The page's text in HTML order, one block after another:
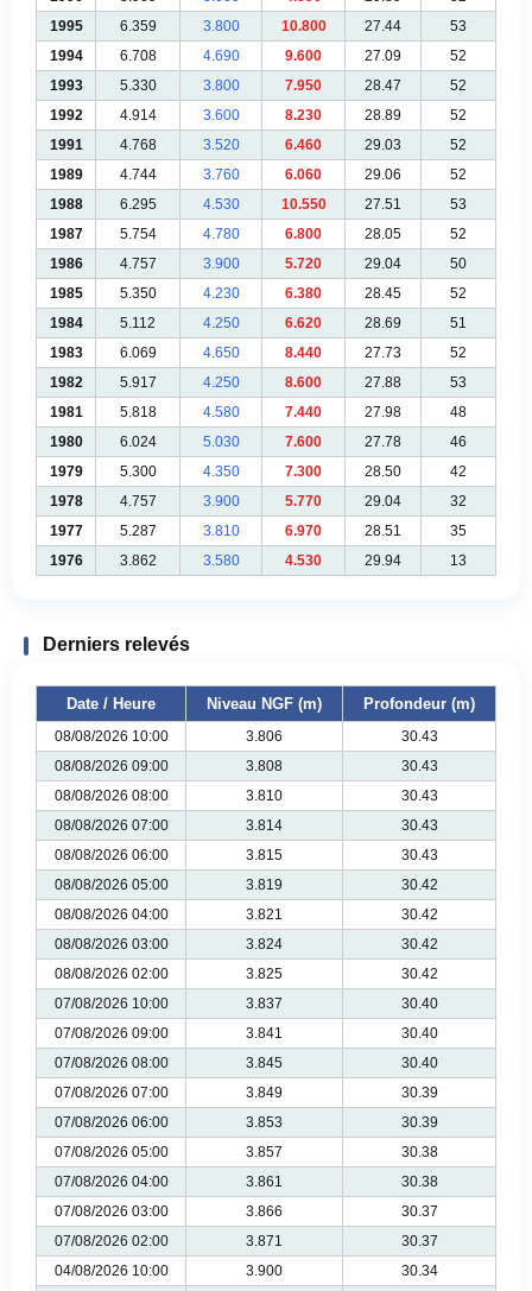
1995
6.359 3.800 10.800 27.44
53
1994
6.708 4.690 9.600 27.09
52
1993
5.330 3.800 7.950 28.47
52
1992
4.914 3.600 8.230 28.89
52
1991
4.768 3.520 6.460 29.03
52
1989
4.744 3.760 6.060 29.06
52
1988
6.295 4.530 10.550 27.51
53
1987
5.754 4.780 6.800 28.05
52
1986
4.757 3.900 5.720 29.04
50
1985
5.350 4.230 6.380 28.45
52
1984
5.112 4.250 6.620 28.69
51
1983
6.069 4.650 8.440 27.73
52
1982
5.917 4.250 8.600 27.88
53
1981
5.818 4.580 7.440 27.98
48
1980
6.024 5.030 7.600 27.78
46
1979
5.300 4.350 7.300 28.50
42
1978
4.757 3.900 5.770 29.04
32
1977
5.287 3.810 6.970 28.51
35
1976
3.862 3.580 4.530 29.94 13
Derniers relevés
Date / Heure Niveau NGF (m) Profondeur (m)
08/08/2026 10:00 3.806
30.43
08/08/2026 09:00
3.808
30.43
08/08/2026 08:00
3.810
30.43
08/08/2026 07:00
3.814
30.43
08/08/2026 06:00
3.815
30.43
08/08/2026 05:00
3.819
30.42
08/08/2026 04:00
3.821
30.42
08/08/2026 03:00
3.824
30.42
08/08/2026 02:00
3.825
30.42
07/08/2026 10:00
3.837
30.40
07/08/2026 09:00
3.841
30.40
07/08/2026 08:00
3.845
30.40
07/08/2026 07:00
3.849
30.39
07/08/2026 06:00
3.853
30.39
07/08/2026 05:00
3.857
30.38
07/08/2026 04:00
3.861
30.38
07/08/2026 03:00
3.866
30.37
07/08/2026 02:00
3.871
30.37
04/08/2026 10:00
3.900
30.34